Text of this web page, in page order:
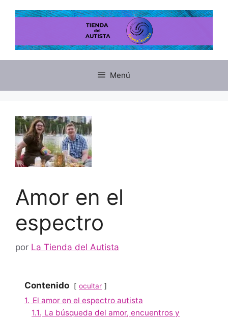
Menú
Amor en el
espectro
por La Tienda del Autista
Contenido ocultar
1. El amor en el espectro autista
1.1. La búsqueda del amor, encuentros y